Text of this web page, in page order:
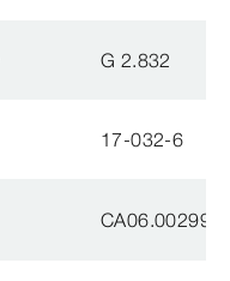
G 2.832
17-032-6
CA06.00299